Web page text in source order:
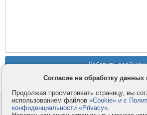
Контакты
Согласие на обработку данных
Продолжая просматривать страницу, вы
использованием файлов «Cookie» и с
конфиденциальности «Privacy».